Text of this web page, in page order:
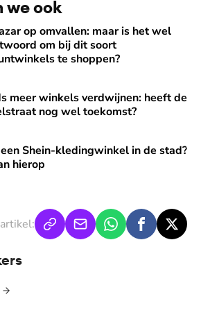
we ook
op omvallen: maar is het wel
om bij dit soort
te shoppen?
maar is het wel verantwoord om
meer winkels verdwijnen: heeft de
nog wel toekomst?
verdwijnen: heeft de winkelstraat
Shein-kledingwinkel in de stad?
hierop
in de stad? Let dan hierop